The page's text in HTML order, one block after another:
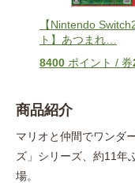
【Nintendo
ト】あつまれ
8400 ポイント / 券
商品紹介
マリオと仲間でワンダ
ズ」シリーズ、約11年
場。